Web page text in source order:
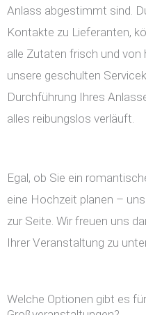
Anlass abgestimmt sind.
Kontakte zu Lieferanten,
alle Zutaten frisch und
unsere geschulten
Durchführung Ihres
alles reibungslos verläuft.
Egal, ob Sie ein
eine Hochzeit planen –
zur Seite. Wir freuen uns
Ihrer Veranstaltung zu
Welche Optionen gibt es